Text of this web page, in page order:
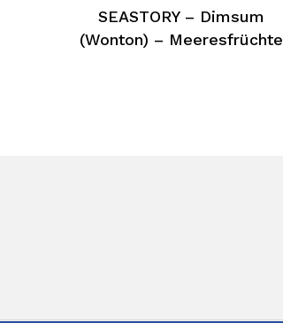
SEASTORY – Dimsum
(Wonton) – Meeresfrüchte